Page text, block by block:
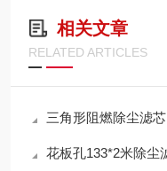
相关文章
RELATED ARTICLES
三角形阻燃除尘滤
花板孔133*2米除尘